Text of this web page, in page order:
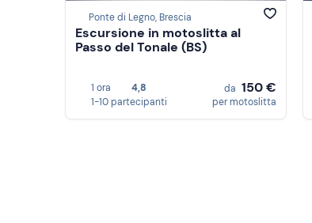
Ponte di Legno, Brescia
Escursione in motoslitta al
Passo del Tonale (BS)
1 ora
4,8
1-10 partecipanti
da 150 €
per motoslitta